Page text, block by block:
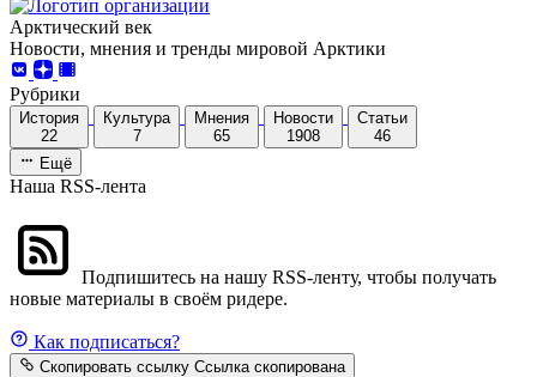
Арктический век
Новости, мнения и тренды мировой Арктики
Рубрики
История
22
Культура
7
Мнения
65
Новости
1908
Статьи
46
Ещё
Наша RSS-лента
Подпишитесь на нашу RSS-ленту, чтобы получать
новые материалы в своём ридере.
Как подписаться?
Скопировать ссылку Ссылка скопирована